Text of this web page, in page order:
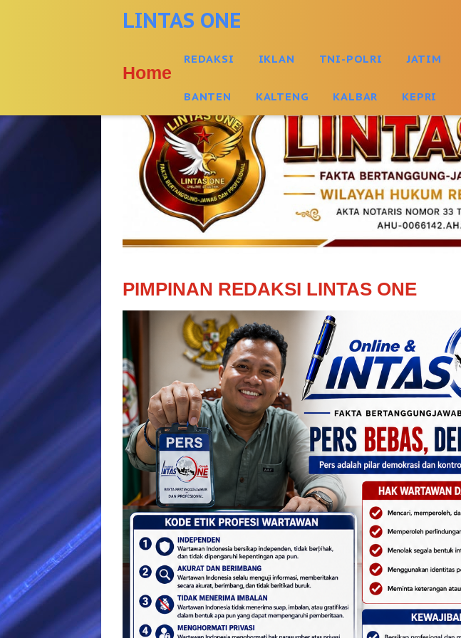
LINTAS ONE
Home
REDAKSI IKLAN TNI-POLRI JATIM
BANTEN KALTENG KALBAR KEPRI
PIMPINAN REDAKSI LINTAS ONE